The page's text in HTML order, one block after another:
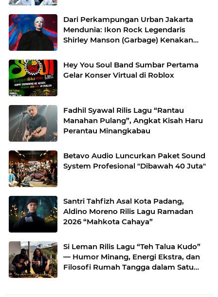
Dari Perkampungan Urban Jakarta
Mendunia: Ikon Rock Legendaris
Shirley Manson (Garbage) Kenakan
Indonesia, Fuguku, di Atas Panggung
Hey You Soul Band Sumbar Pertama
Gelar Konser Virtual di Roblox
Fadhil Syawal Rilis Lagu “Rantau
Manahan Pulang”, Angkat Kisah Haru
Perantau Minangkabau
Betavo Audio Luncurkan Paket Sound
System Profesional "Dibawah 40 Juta"
Santri Tahfizh Asal Kota Padang,
Aldino Moreno Rilis Lagu Ramadan
2026 “Mahkota Cahaya”
Si Leman Rilis Lagu “Teh Talua Kudo”
— Humor Minang, Energi Ekstra, dan
Filosofi Rumah Tangga dalam Satu